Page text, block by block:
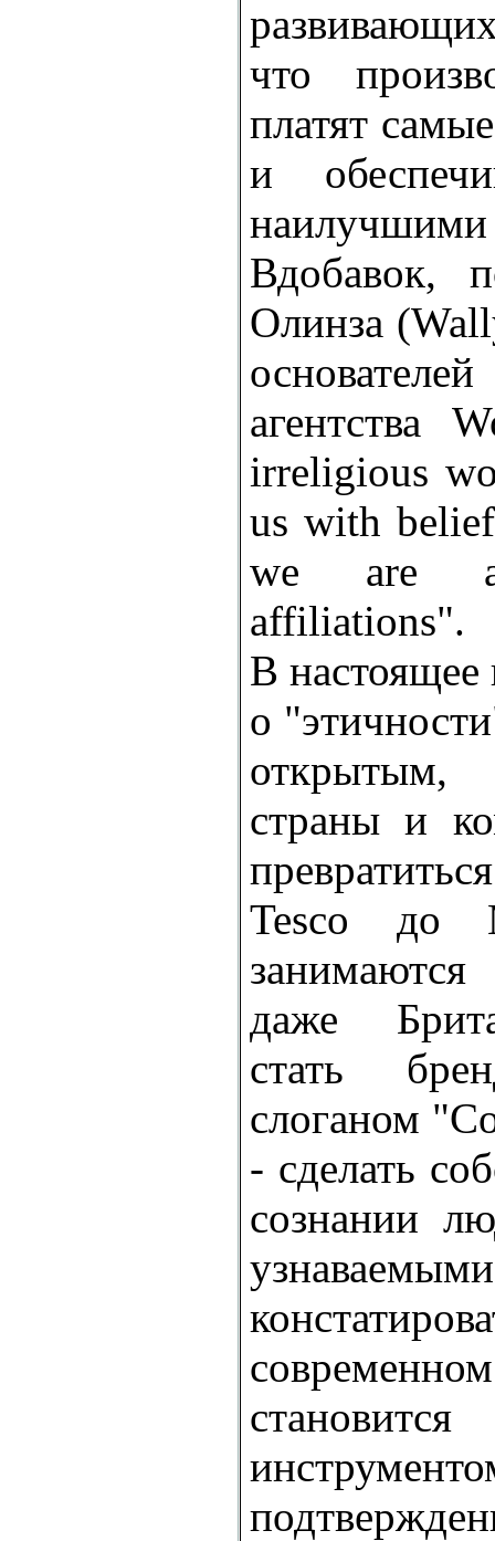
что
платят
и
Вдобавок,
Олинза
агентства
irreligious
us with
we are
affiliations".
В настоящее
о
открытым,
страны и
Tesco до
даже
стать
слоганом
- сделать
сознании